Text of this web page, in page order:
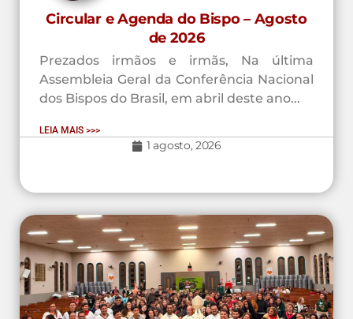
Circular e Agenda do Bispo – Agosto
de 2026
Prezados irmãos e irmãs, Na última
Assembleia Geral da Conferência Nacional
dos Bispos do Brasil, em abril deste ano...
LEIA MAIS >>>
1 agosto, 2026